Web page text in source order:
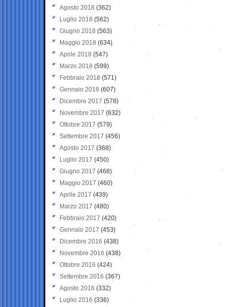
Agosto 2018 (362)
Luglio 2018 (562)
Giugno 2018 (563)
Maggio 2018 (634)
Aprile 2018 (547)
Marzo 2018 (599)
Febbraio 2018 (571)
Gennaio 2018 (607)
Dicembre 2017 (578)
Novembre 2017 (632)
Ottobre 2017 (579)
Settembre 2017 (456)
Agosto 2017 (368)
Luglio 2017 (450)
Giugno 2017 (468)
Maggio 2017 (460)
Aprile 2017 (439)
Marzo 2017 (480)
Febbraio 2017 (420)
Gennaio 2017 (453)
Dicembre 2016 (438)
Novembre 2016 (438)
Ottobre 2016 (424)
Settembre 2016 (367)
Agosto 2016 (332)
Luglio 2016 (336)